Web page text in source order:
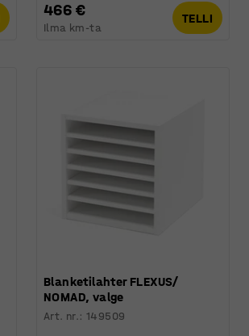
466 €
Ilma km-ta
TELLI
Blanketilahter FLEXUS/
NOMAD, valge
Art. nr.:149509